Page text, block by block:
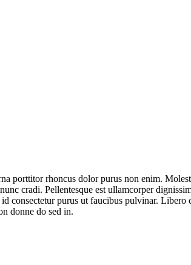
porttitor rhoncus dolor purus non enim.
cradi. Pellentesque est ullamcorper
consectetur purus ut faucibus pulvinar. Libero
donne do sed in.